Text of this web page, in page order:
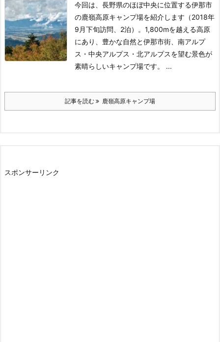
今回は、長野県のほぼ中央に位置する伊那市
の鹿嶺高原キャンプ場を紹介します（2018年
9月下旬訪問、2泊）。1,800mを越える高原
にあり、豊かな自然と伊那市街、南アルプ
ス・中央アルプス・北アルプスを望む景色が
素晴らしいキャンプ場です。 ...
記事を読む 鹿嶺高原キャンプ場
スポンサーリンク